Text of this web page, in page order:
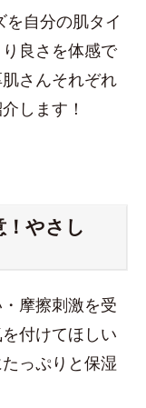
を自分の肌タイ
良さを体感で
さんそれぞれ
します！
やさし
摩擦刺激を受
付けてほしい
っぷりと保湿